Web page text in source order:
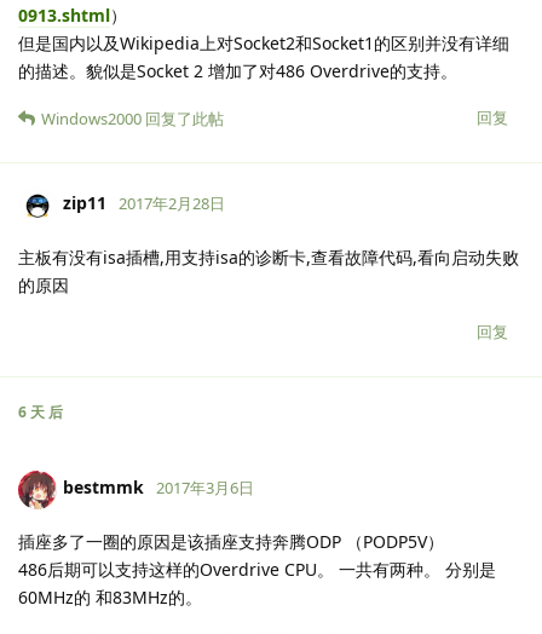
0913.shtml）
但是国内以及Wikipedia上对Socket2和Socket1的区别并没有详细
的描述。貌似是Socket 2 增加了对486 Overdrive的支持。
回复
Windows2000 回复了此帖
zip11 2017年2月28日
主板有没有isa插槽,用支持isa的诊断卡,查看故障代码,看向启动失败
的原因
回复
6 天 后
bestmmk 2017年3月6日
插座多了一圈的原因是该插座支持奔腾ODP （PODP5V）
486后期可以支持这样的Overdrive CPU。 一共有两种。 分别是
60MHz的 和83MHz的。